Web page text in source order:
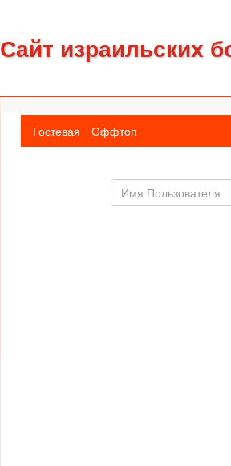
Сайт израильских
Гостевая Оффтоп
Имя
пользователя